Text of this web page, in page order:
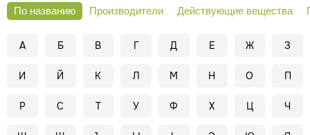
По названию Производители Действующие вещества
А Б В Г Д Е Ж З
И Й К Л М Н О П
Р С Т У Ф Х Ц Ч